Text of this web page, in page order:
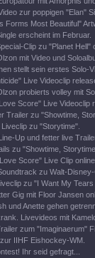
zur poppigen "Elan"
Forms Most Beautiful"
erscheint im Februar.
Clip zu "Planet Hell"
mit Video und
stellt sein erstes Solo-
Live Videoclip
probierts volley mit
Score" Live Videoclip
Trailer zu "Showtime,
zu "Storytime".
Up und fetter live
zu "Showtime,
Score" Live Clip
zu Walt-
zu "I Want My
Gig mit Floor Jansen
und Anette gehen
Livevideos mit
zum "Imaginaerum"
IIHF Eishockey-WM.
Ihr seid gefragt...